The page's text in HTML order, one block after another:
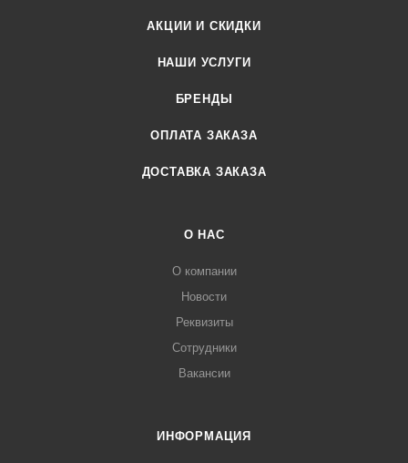
АКЦИИ И СКИДКИ
НАШИ УСЛУГИ
БРЕНДЫ
ОПЛАТА ЗАКАЗА
ДОСТАВКА ЗАКАЗА
О НАС
О компании
Новости
Реквизиты
Сотрудники
Вакансии
ИНФОРМАЦИЯ